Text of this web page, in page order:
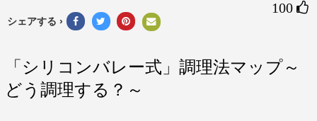
100 
シェアする ›
「シリコンバレー式」調理法マップ～
どう調理する？～